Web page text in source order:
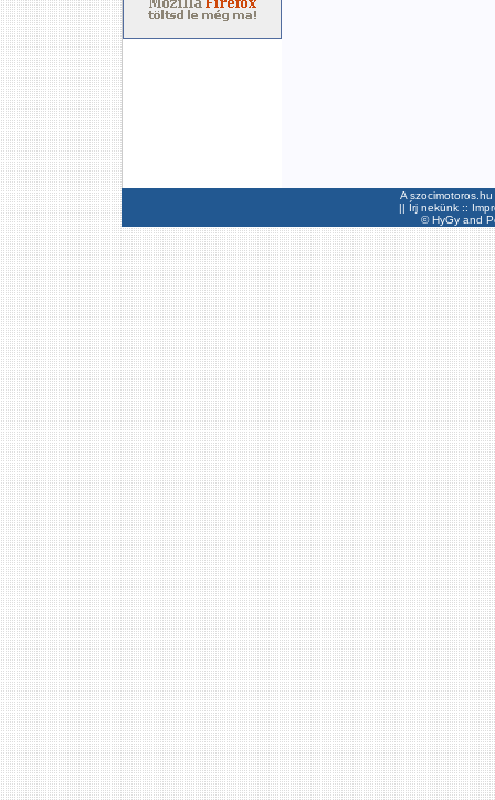
A
|| Írj nekünk ::
©HyGyand